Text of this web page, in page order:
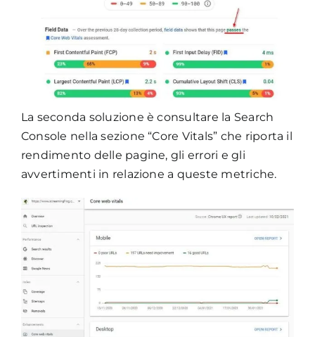
La seconda soluzione è consultare la Search
Console nella sezione “Core Vitals” che riporta il
rendimento delle pagine, gli errori e gli
avvertimenti in relazione a queste metriche.